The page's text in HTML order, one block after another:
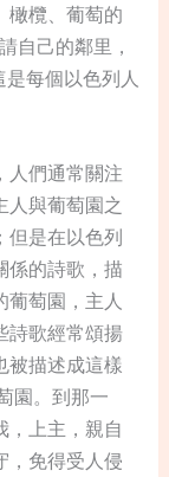
橄欖、葡萄的
自己的鄰里，
是每個以色列人
人們通常關注
人與葡萄園之
但是在以色列
係的詩歌，描
萄園，主人
詩歌經常頌揚
被描述成這樣
園。到那一
，上主，親自
，免得受人侵